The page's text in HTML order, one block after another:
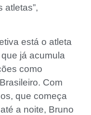
atletas”,
está o atleta
já acumula
como
Com
que começa
a noite, Bruno